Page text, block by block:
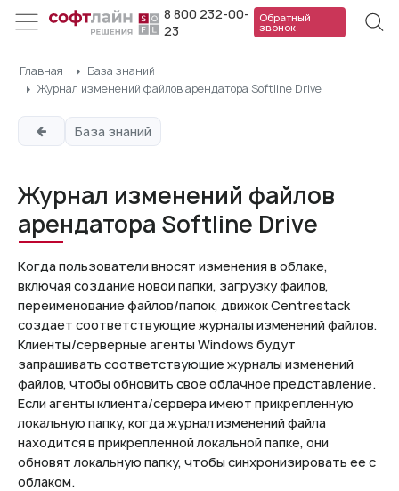
8 800 232-00-
23
Обратный
звонок
Главная
База знаний
Журнал изменений файлов арендатора Softline Drive
База знаний
Журнал изменений файлов
арендатора Softline Drive
Когда пользователи вносят изменения в облаке,
включая создание новой папки, загрузку файлов,
переименование файлов/папок, движок Centrestack
создает соответствующие журналы изменений файлов.
Клиенты/серверные агенты Windows будут
запрашивать соответствующие журналы изменений
файлов, чтобы обновить свое облачное представление.
Если агенты клиента/сервера имеют прикрепленную
локальную папку, когда журнал изменений файла
находится в прикрепленной локальной папке, они
обновят локальную папку, чтобы синхронизировать ее с
облаком.